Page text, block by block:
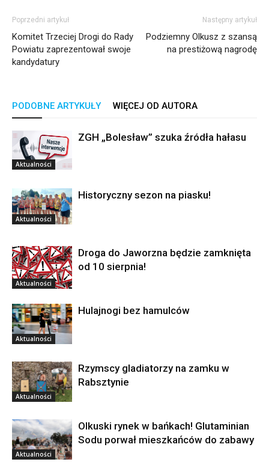
Poprzedni artykuł
Komitet Trzeciej Drogi do Rady
Powiatu zaprezentował swoje
kandydatury
Następny artykuł
Podziemny Olkusz z szansą
na prestiżową nagrodę
PODOBNE ARTYKUŁY WIĘCEJ OD AUTORA
Aktualności
ZGH „Bolesław” szuka źródła hałasu
Aktualności
Historyczny sezon na piasku!
Aktualności
Droga do Jaworzna będzie zamknięta
od 10 sierpnia!
Aktualności
Hulajnogi bez hamulców
Aktualności
Rzymscy gladiatorzy na zamku w
Rabsztynie
Aktualności
Olkuski rynek w bańkach! Glutaminian
Sodu porwał mieszkańców do zabawy